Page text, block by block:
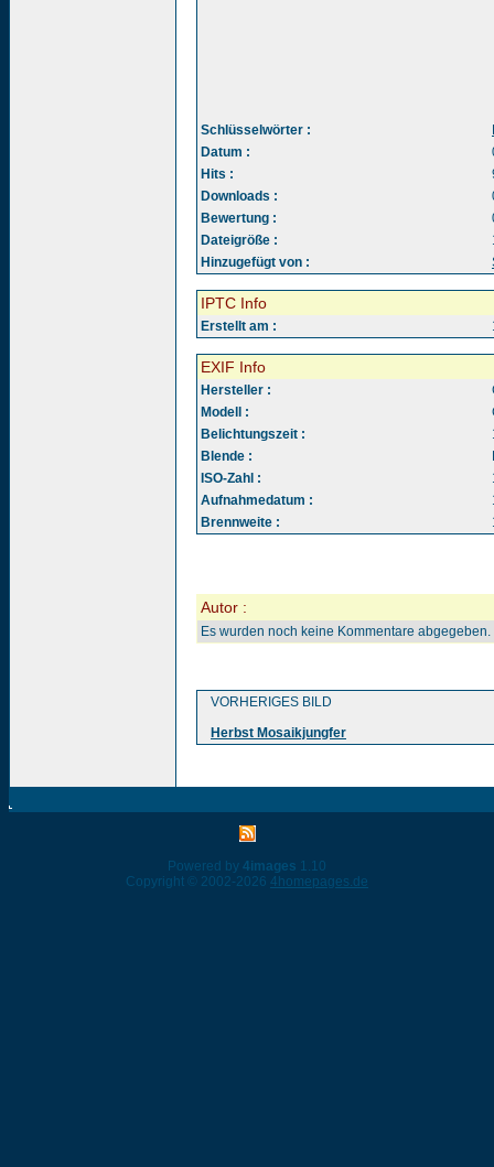
Schlüsselwörter :
Datum :
Hits :
Downloads :
Bewertung :
Dateigröße :
Hinzugefügt von :
IPTC Info
Erstellt am :
EXIF Info
Hersteller :
Modell :
Belichtungszeit :
Blende :
ISO-Zahl :
Aufnahmedatum :
Brennweite :
Autor :
Es wurden noch keine Kommentare abgegeben.
VORHERIGES BILD
Herbst Mosaikjungfer
Powered by 4images 1.10
Copyright © 2002-2026 4homepages.de